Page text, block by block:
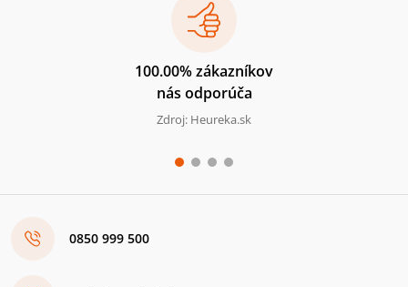
100.00% zákazníkov
nás odporúča
Zdroj: Heureka.sk
0850 999 500